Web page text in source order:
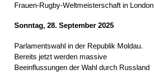
Frauen-Rugby-Weltmeisterschaft in London
Sonntag, 28. September 2025
Parlamentswahl in der Republik Moldau.
Bereits jetzt werden massive
Beeinflussungen der Wahl durch Russland